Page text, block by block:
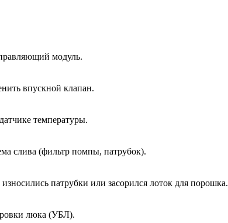
модуль.
впускной клапан.
температуры.
слива (фильтр помпы, патрубок).
патрубки или засорился лоток для порошка.
люка (УБЛ).